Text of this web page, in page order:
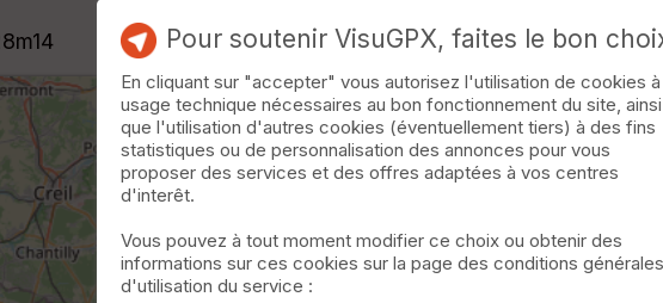
Pour soutenir VisuGPX, faites le bon
En cliquant sur "accepter" vous autorisez l'utilisation de cookies à
usage technique nécessaires au bon fonctionnement du site, ainsi
que l'utilisation d'autres cookies (éventuellement tiers) à des fins
statistiques ou de personnalisation des annonces pour vous
proposer des services et des offres adaptées à vos centres
d'interêt.
Vous pouvez à tout moment modifier ce choix ou obtenir des
informations sur ces cookies sur la page des conditions générales
d'utilisation du service :